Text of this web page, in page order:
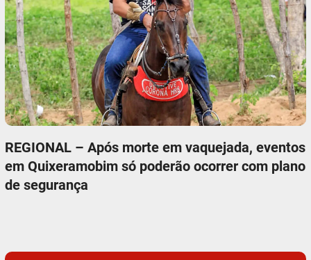
REGIONAL – Após morte em vaquejada, eventos
em Quixeramobim só poderão ocorrer com plano
de segurança